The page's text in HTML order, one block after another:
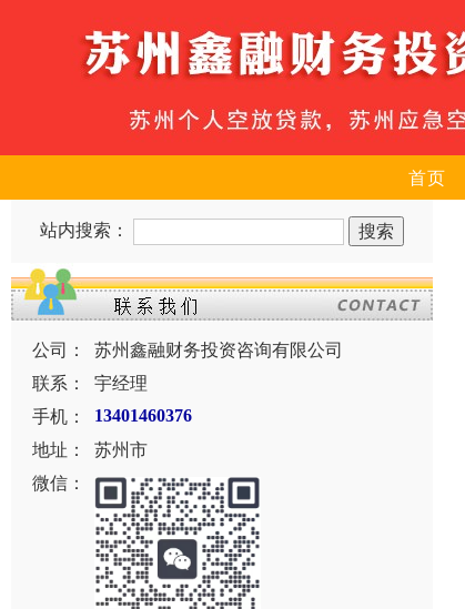
首页
站内搜索：
公司：
苏州鑫融财务投资咨询有限公司
联系：
宇经理
手机：
13401460376
地址：
苏州市
微信：